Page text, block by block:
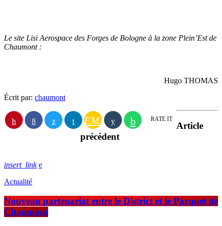
Le site Lisi Aerospace des Forges de Bologne à la zone Plein’Est de
Chaumont :
Hugo THOMAS
Écrit par: chaumont
EMAIL RATE IT
Article
précédent
insert_link
Actualité
Nouveau partenariat entre le District et le Parquet de
Chaumont